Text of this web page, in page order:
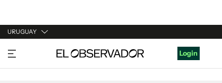
URUGUAY
URUGUAY
ARGENTINA
Login